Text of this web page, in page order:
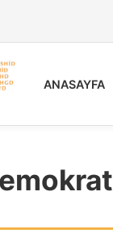
ANASAYFA